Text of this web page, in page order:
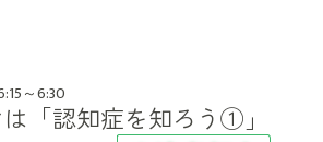
～6:30
「認知症を知ろう①」